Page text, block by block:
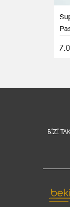
BIZI